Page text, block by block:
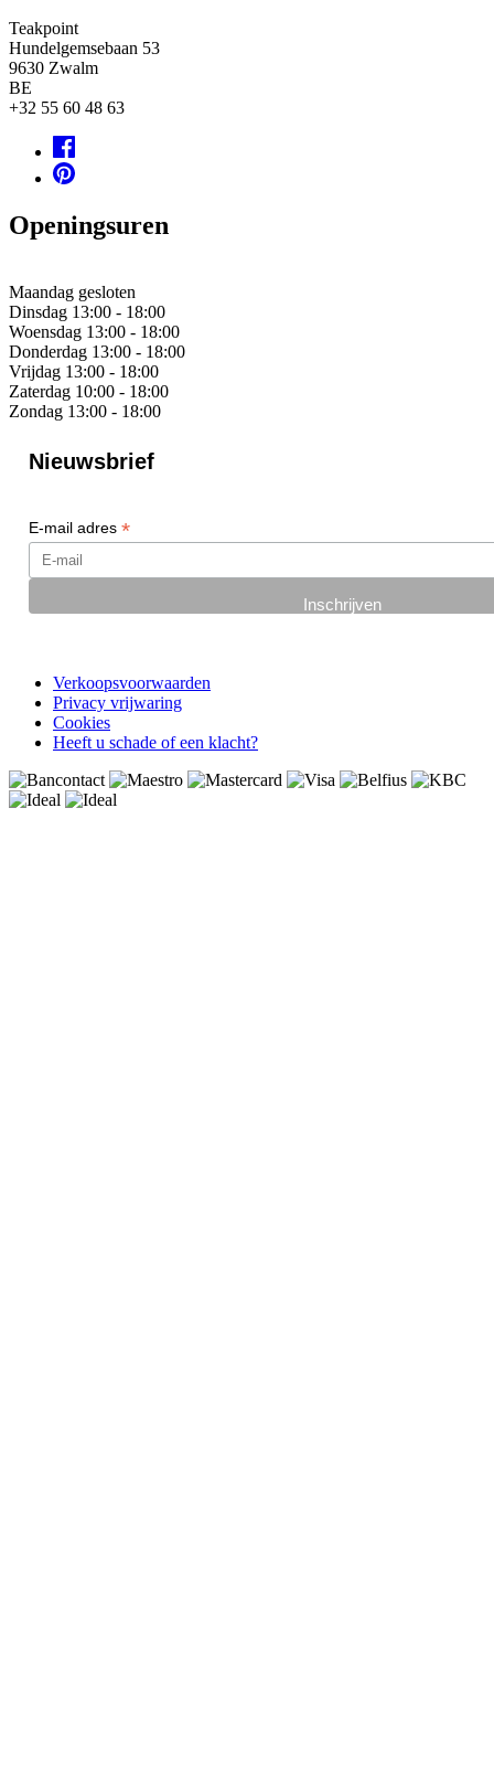
Teakpoint
Hundelgemsebaan 53
9630 Zwalm
BE
+32 55 60 48 63
Openingsuren
Maandag gesloten
Dinsdag 13:00 - 18:00
Woensdag 13:00 - 18:00
Donderdag 13:00 - 18:00
Vrijdag 13:00 - 18:00
Zaterdag 10:00 - 18:00
Zondag 13:00 - 18:00
Nieuwsbrief
E-mail adres *
Verkoopsvoorwaarden
Privacy vrijwaring
Cookies
Heeft u schade of een klacht?